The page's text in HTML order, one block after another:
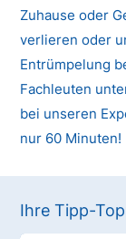
Zuhause oder
verlieren oder
Entrümpelung
Fachleuten
bei unseren
nur 60 Minuten!
Ihre Tipp-